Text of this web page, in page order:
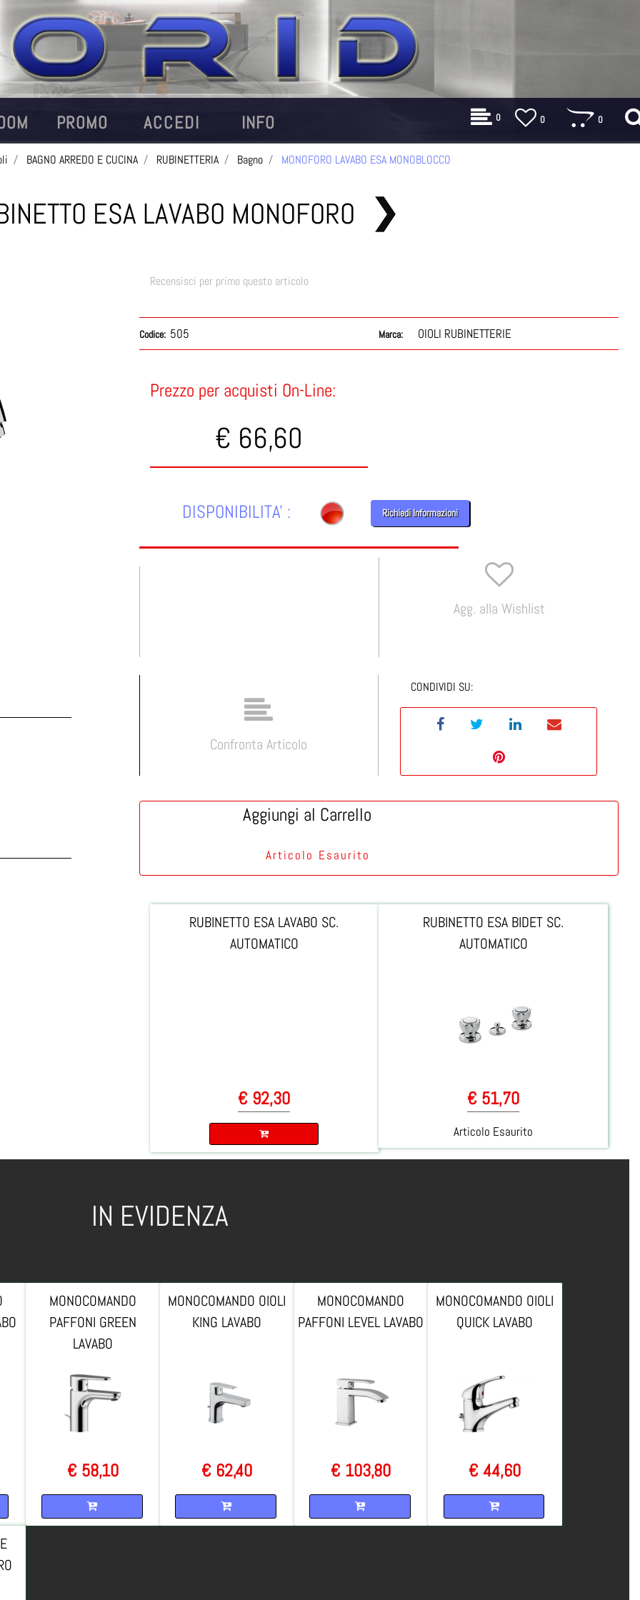
PROMO ACCEDI INFO 0 0 0
BAGNO ARREDO E CUCINA RUBINETTERIA Bagno MONOFORO LAVABO ESA MONOBLOCCO
ESA LAVABO MONOFORO
Recensisci per primo questo articolo
Codice: 505 Marca: OIOLI RUBINETTERIE
Prezzo per acquisti On-Line:
€ 66,60
DISPONIBILITA' : Richiedi Informazioni
Agg. alla Wishlist
Confronta Articolo
CONDIVIDI SU:
Aggiungi al Carrello
Articolo Esaurito
RUBINETTO ESA LAVABO SC.
AUTOMATICO
€ 92,30
RUBINETTO ESA BIDET SC.
AUTOMATICO
€ 51,70
Articolo Esaurito
IN EVIDENZA
MONOCOMANDO
PAFFONI GREEN
LAVABO
€ 58,10
MONOCOMANDO OIOLI
KING LAVABO
€ 62,40
MONOCOMANDO
PAFFONI LEVEL LAVABO
€ 103,80
MONOCOMANDO OIOLI
QUICK LAVABO
€ 44,60